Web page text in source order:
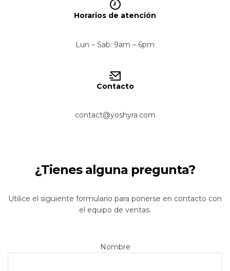
Horarios de atención
Lun – Sab: 9am – 6pm
Contacto
contact@yoshyra.com
¿Tienes alguna pregunta?
Utilice el siguiente formulario para ponerse en contacto con
el equipo de ventas.
Nombre